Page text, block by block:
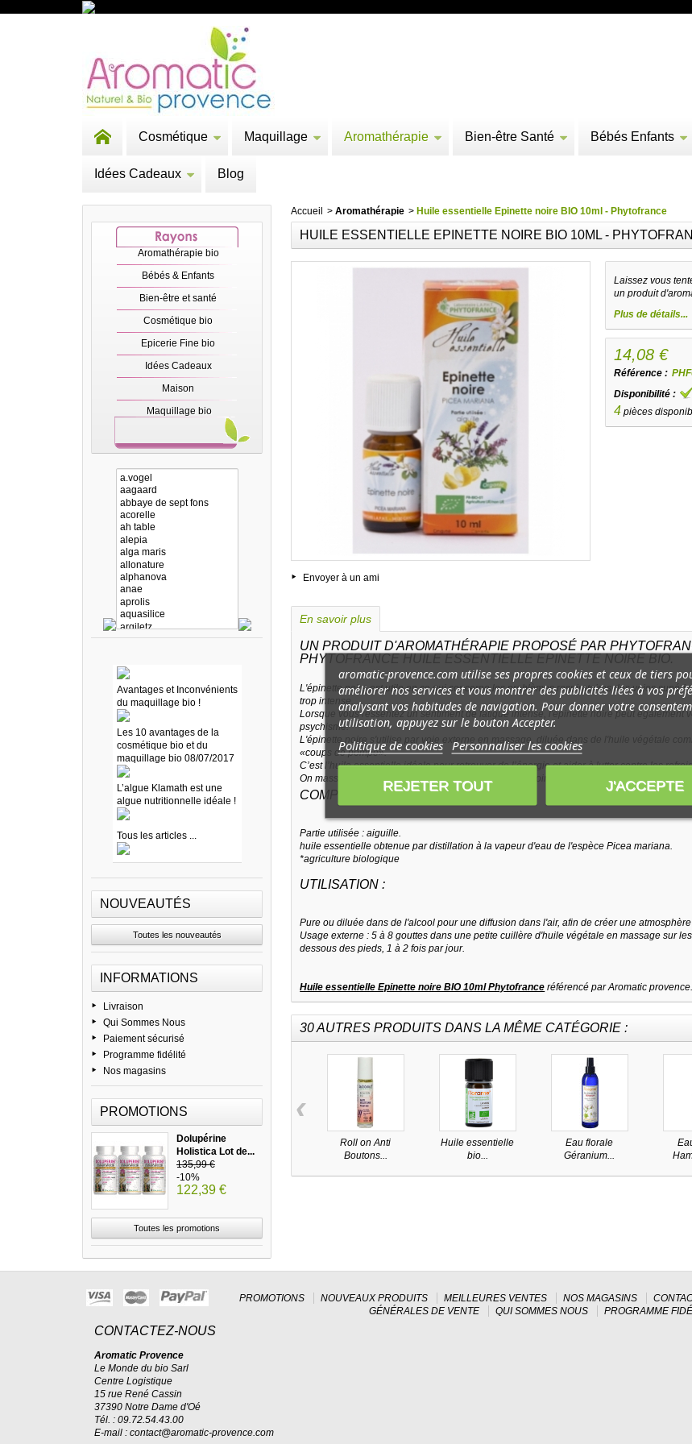
Cosmétique Maquillage Aromathérapie Bien-être Santé Bébés Enfants
Idées Cadeaux Blog
Aromathérapie bio
Bébés & Enfants
Bien-être et santé
Cosmétique bio
Epicerie Fine bio
Idées Cadeaux
Maison
Maquillage bio
Avantages et Inconvénients
du maquillage bio !
Les 10 avantages de la
cosmétique bio et du
maquillage bio 08/07/2017
L’algue Klamath est une
algue nutritionnelle idéale !
Tous les articles ...
NOUVEAUTÉS
Toutes les nouveautés
INFORMATIONS
Livraison
Qui Sommes Nous
Paiement sécurisé
Programme fidélité
Nos magasins
PROMOTIONS
Dolupérine
Holistica Lot de...
135,99 €
-10%
122,39 €
Toutes les promotions
Accueil > Aromathérapie > Huile essentielle Epinette noire BIO 10ml - Phytofrance
HUILE ESSENTIELLE EPINETTE NOIRE BIO 10ML -
Envoyer à un ami
Laissez vous
un produit
Plus de détails...
14,08 €
Référence :
Disponibilité :
4 pièces
En savoir plus
UN PRODUIT D'AROMATHÉRAPIE PROPOSÉ PAR
PHYTOFRANCE HUILE ESSENTIELLE EPINETTE NOIRE BIO.
L'épinette noire est utile en ce qui concerne les problèmes respiratoires des voies
trop intense.
Lorsque vous ressentez un sentiment de fatigue intense, l'épinette noire peut également
psychisme.
L'épinette noire s'utilise par voie externe en massage, diluée dans de l'huile végétale
«coups de pompe».
C’est l’huile essentielle idéale pour retrouver de l’énergie et aider à lutter contre les
On masse avec l'huile végétale associée à l'épinette noire, les poignets, le thorax, le
COMPOSITION :
Partie utilisée : aiguille.
huile essentielle obtenue par distillation à la vapeur d'eau de l'espèce Picea mariana.
*agriculture biologique
UTILISATION :
Pure ou diluée dans de l'alcool pour une diffusion dans l'air, afin de créer une
Usage externe : 5 à 8 gouttes dans une petite cuillère d'huile végétale en massage sur
dessous des pieds, 1 à 2 fois par jour.
Huile essentielle Epinette noire BIO 10ml Phytofrance référencé par Aromatic provence.
30 AUTRES PRODUITS DANS LA MÊME CATÉGORIE :
Roll on Anti
Boutons...
Huile essentielle
bio...
Eau florale
Géranium...
‹
PROMOTIONS NOUVEAUX PRODUITS MEILLEURES VENTES NOS MAGASINS
GÉNÉRALES DE VENTE
QUI SOMMES NOUS PROGRAMME
CONTACTEZ-NOUS
Aromatic Provence
Le Monde du bio Sarl
Centre Logistique
15 rue René Cassin
37390 Notre Dame d'Oé
Tél. : 09.72.54.43.00
E-mail : contact@aromatic-provence.com
aromatic-provence.com utilise ses propres cookies et ceux de tiers
améliorer nos services et vous montrer des publicités liées à vos
analysant vos habitudes de navigation. Pour donner votre
utilisation, appuyez sur le bouton Accepter.
Politique de cookies Personnaliser les cookies
REJETER TOUT J'ACCEPTE